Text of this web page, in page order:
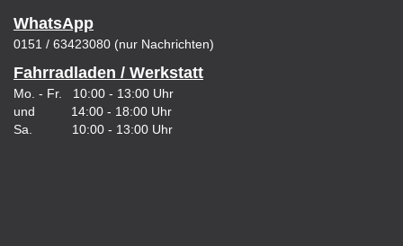
WhatsApp
0151 / 63423080 (nur Nachrichten)
Fahrradladen / Werkstatt
Mo. - Fr. 10:00 - 13:00 Uhr
und 14:00 - 18:00 Uhr
Sa. 10:00 - 13:00 Uhr